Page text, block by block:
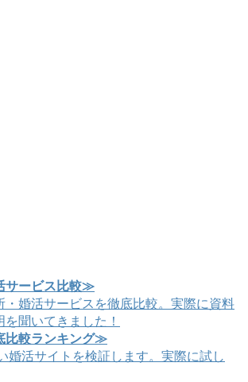
サービス比較≫
・婚活サービスを徹底比較。実際に資料
聞いてきました！
比較ランキング≫
婚活サイトを検証します。実際に試し